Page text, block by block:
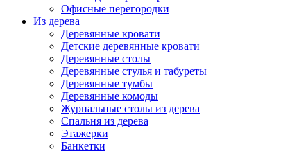
Офисные перегородки
Из дерева
Деревянные кровати
Детские деревянные кровати
Деревянные столы
Деревянные стулья и табуреты
Деревянные тумбы
Деревянные комоды
Журнальные столы из дерева
Спальня из дерева
Этажерки
Банкетки